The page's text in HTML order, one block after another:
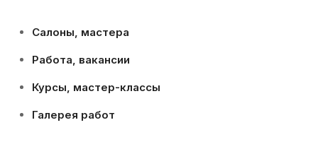
Салоны, мастера
Работа, вакансии
Курсы, мастер-классы
Галерея работ